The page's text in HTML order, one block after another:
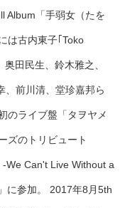
Album「手弱女（たを
は古内東子｢Toko
田民生、鈴木雅之、
、前川清、堂珍嘉邦ら
のライブ盤「タヲヤメ
ズのトリビュート
-We Can't Live Without a
に参加。 2017年8月5th